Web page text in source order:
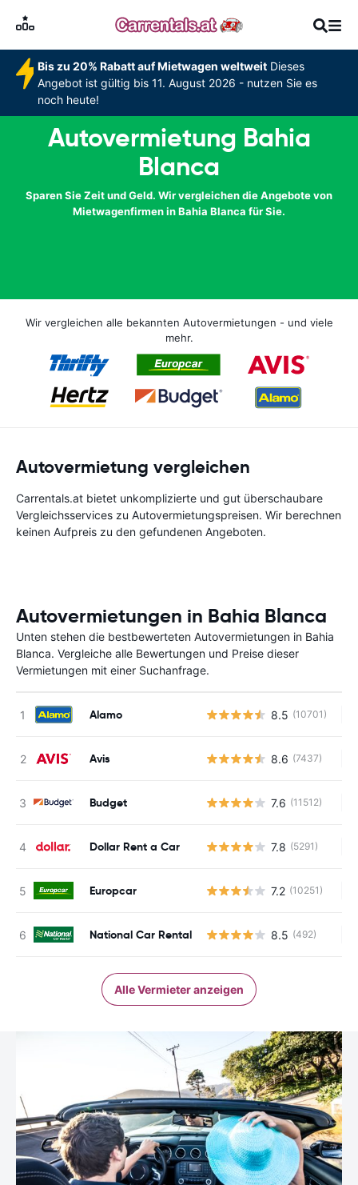
Bis zu 20% Rabatt auf Mietwagen weltweitDieses
Angebot ist gültig bis 11. August 2026 - nutzen Sie es
noch heute!
Autovermietung Bahia
Blanca
Sparen Sie Zeit und Geld. Wir vergleichen die Angebote von
Mietwagenfirmen in Bahia Blanca für Sie.
Wir vergleichen alle bekannten Autovermietungen - und viele
mehr.
Autovermietung vergleichen
Carrentals.at bietet unkomplizierte und gut überschaubare
Vergleichsservices zu Autovermietungspreisen. Wir berechnen
keinen Aufpreis zu den gefundenen Angeboten.
Autovermietungen in Bahia Blanca
Unten stehen die bestbewerteten Autovermietungen in Bahia
Blanca. Vergleiche alle Bewertungen und Preise dieser
Vermietungen mit einer Suchanfrage.
Alamo 8.5 (10701)
Avis 8.6 (7437)
Budget 7.6 (11512)
Dollar Rent a Car 7.8 (5291)
Europcar 7.2 (10251)
National Car Rental 8.5 (492)
Alle Vermieter anzeigen